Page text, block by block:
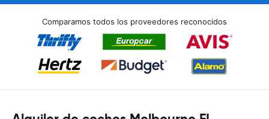
Comparamos todos los proveedores reconocidos